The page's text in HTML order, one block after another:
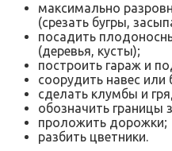
максимально
(срезать бугры,
посадить
(деревья, кусты);
построить гараж и
соорудить навес или
сделать клумбы и
обозначить границы
проложить дорожки;
разбить цветники.